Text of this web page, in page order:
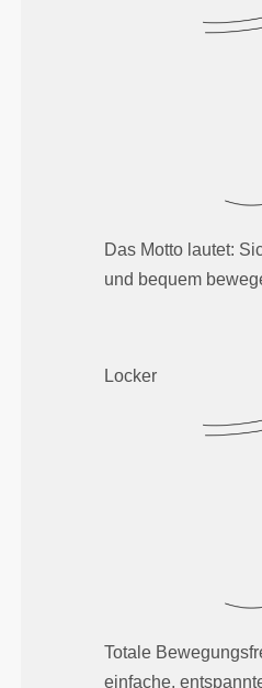
Das Motto lautet:
und bequem
Locker
Totale
einfache,